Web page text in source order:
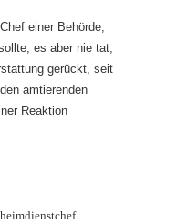
einer Behörde,
es aber nie tat,
gerückt, seit
amtierenden
Reaktion